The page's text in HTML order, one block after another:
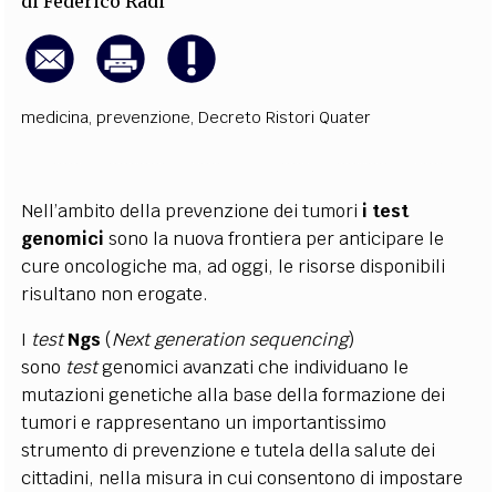
medicina, prevenzione, Decreto Ristori Quater
Nell’ambito della prevenzione dei tumori i test
genomici sono la nuova frontiera per anticipare le
cure oncologiche ma, ad oggi, le risorse disponibili
risultano non erogate.
I test Ngs (Next generation sequencing)
sono testgenomici avanzati che individuano le
mutazioni genetiche alla base della formazione dei
tumori e rappresentano un importantissimo
strumento di prevenzione e tutela della salute dei
cittadini, nella misura in cui consentono di impostare